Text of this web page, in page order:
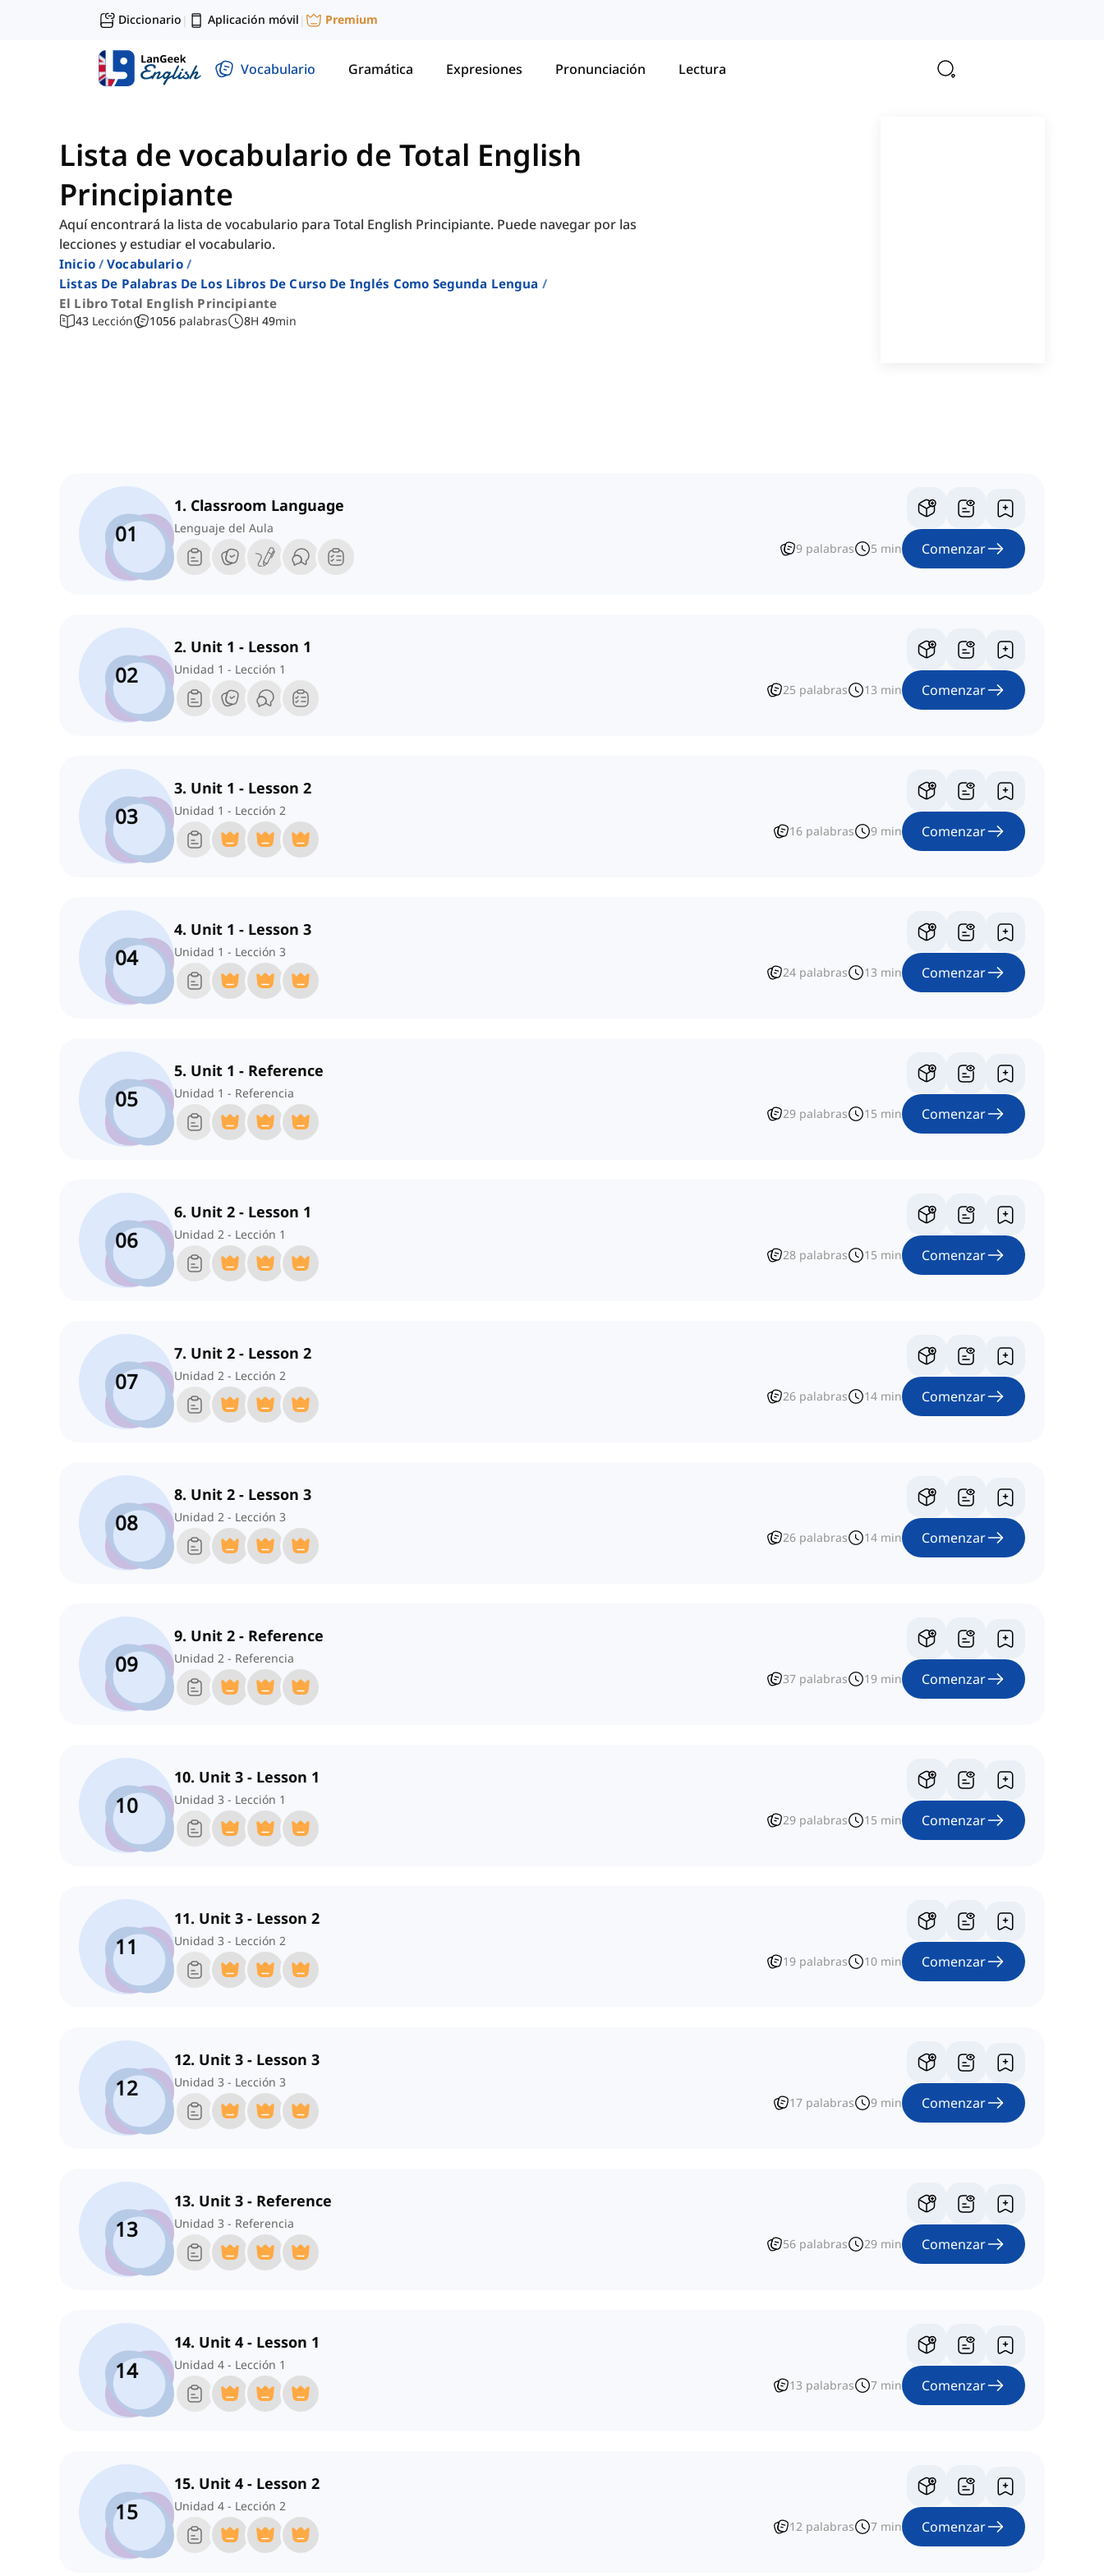
Diccionario | Aplicación móvil | Premium
Vocabulario Gramática Expresiones Pronunciación Lectura
Lista de vocabulario de Total English
Principiante
Aquí encontrará la lista de vocabulario para Total English Principiante. Puede navegar por las
lecciones y estudiar el vocabulario.
Inicio
Vocabulario
Listas De Palabras De Los Libros De Curso De Inglés Como Segunda Lengua
El Libro Total English Principiante
43 Lección 1056 palabras 8H 49min
01
1. Classroom Language
Lenguaje del Aula
9 palabras 5 min Comenzar
02
2. Unit 1 - Lesson 1
Unidad 1 - Lección 1
25 palabras 13 min Comenzar
03
3. Unit 1 - Lesson 2
Unidad 1 - Lección 2
16 palabras 9 min Comenzar
04
4. Unit 1 - Lesson 3
Unidad 1 - Lección 3
24 palabras 13 min Comenzar
05
5. Unit 1 - Reference
Unidad 1 - Referencia
29 palabras 15 min Comenzar
06
6. Unit 2 - Lesson 1
Unidad 2 - Lección 1
28 palabras 15 min Comenzar
07
7. Unit 2 - Lesson 2
Unidad 2 - Lección 2
26 palabras 14 min Comenzar
08
8. Unit 2 - Lesson 3
Unidad 2 - Lección 3
26 palabras 14 min Comenzar
09
9. Unit 2 - Reference
Unidad 2 - Referencia
37 palabras 19 min Comenzar
10
10. Unit 3 - Lesson 1
Unidad 3 - Lección 1
29 palabras 15 min Comenzar
11
11. Unit 3 - Lesson 2
Unidad 3 - Lección 2
19 palabras 10 min Comenzar
12
12. Unit 3 - Lesson 3
Unidad 3 - Lección 3
17 palabras 9 min Comenzar
13
13. Unit 3 - Reference
Unidad 3 - Referencia
56 palabras 29 min Comenzar
14
14. Unit 4 - Lesson 1
Unidad 4 - Lección 1
13 palabras 7 min Comenzar
15
15. Unit 4 - Lesson 2
Unidad 4 - Lección 2
12 palabras 7 min Comenzar